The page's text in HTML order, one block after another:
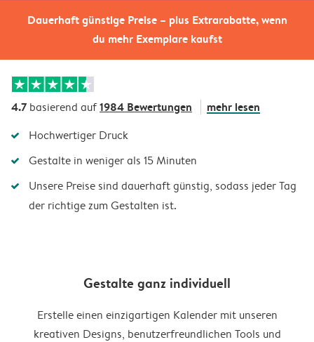
Dauerhaft günstige Preise – plus Extrarabatte, wenn
du mehr Exemplare kaufst
4.7 basierend auf1984 Bewertungen mehr lesen
Hochwertiger Druck
Gestalte in weniger als 15 Minuten
Unsere Preise sind dauerhaft günstig, sodass jeder Tag
der richtige zum Gestalten ist.
Gestalte ganz individuell
Erstelle einen einzigartigen Kalender mit unseren
kreativen Designs, benutzerfreundlichen Tools und